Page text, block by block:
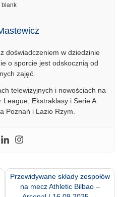
doświadczeniem w dziedzinie
o sporcie jest odskocznią od
zajęć.
telewizyjnych i nowościach na
Ekstraklasy i Serie A.
Poznań i Lazio Rzym.
Przewidywane składy zespołów
na mecz Athletic Bilbao –